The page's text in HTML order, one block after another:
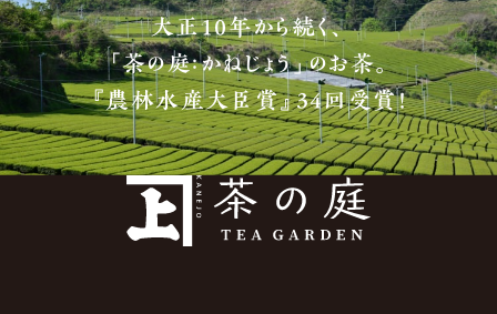
大正10年から続く、
「茶の庭：かねじょう」のお茶。
『農林水産大臣賞』34回受賞！